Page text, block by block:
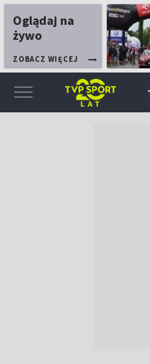
Oglądaj na
żywo
ZOBACZ WIĘCEJ